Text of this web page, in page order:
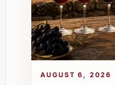
Lagerfähigkeit ist
interessante
auf Wertzuwachs
Individuelle
AUGUST 6, 2026